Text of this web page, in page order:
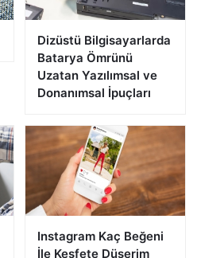
Dizüstü Bilgisayarlarda
Batarya Ömrünü
Uzatan Yazılımsal ve
Donanımsal İpuçları
Instagram Kaç Beğeni
İle Keşfete Düşerim